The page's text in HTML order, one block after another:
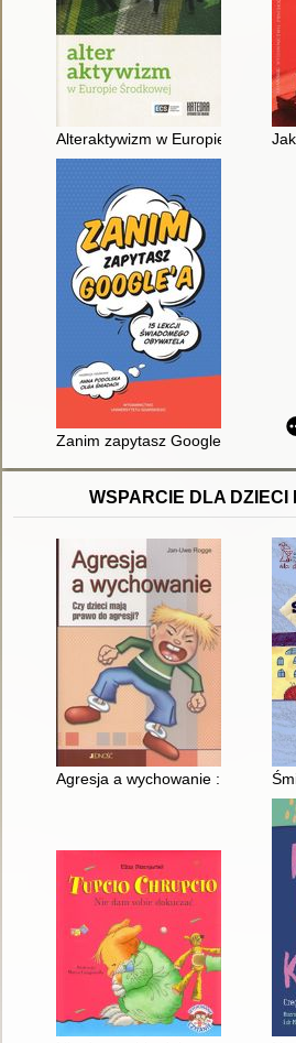
Alteraktywizm w Europie
Zanim zapytasz Google'a : 15
WSPARCIE DLA DZIECI
Agresja a wychowanie : czy dzieci